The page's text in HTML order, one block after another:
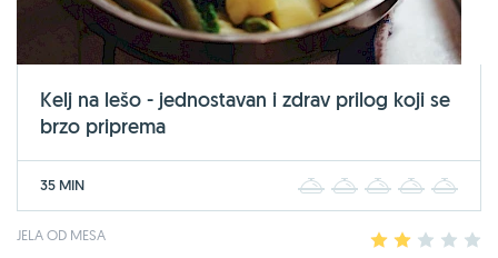
Kelj na lešo - jednostavan i zdrav prilog koji se
brzo priprema
35 MIN 2 3 4
JELA OD MESA 2 3 4